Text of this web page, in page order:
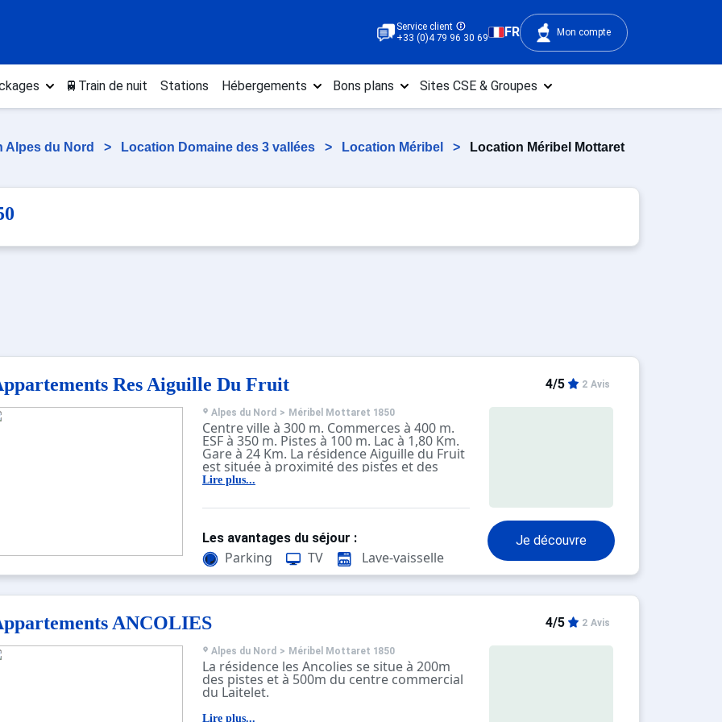
Service client
+33 (0)4 79 96 30 69
FR Mon compte
🚆Train de nuit Stations Hébergements Bons plans Sites CSE & Groupes
Alpes du Nord > Location Domaine des 3 vallées > Location Méribel > Location Méribel Mottaret
Res Aiguille Du Fruit 4/5 2 Avis
Alpes du Nord > Méribel Mottaret 1850
Centre ville à 300 m. Commerces à 400 m.
ESF à 350 m. Pistes à 100 m. Lac à 1,80 Km.
Gare à 24 Km. La résidence Aiguille du Fruit
est située à proximité des pistes et des
commerces et se trouve sur le bas du
Vous pouvez chausser vos skis en sortant
immeubles pour rejoindre la piste bleue de
la Little Himalaya qui mène au départ des
remontées mécaniques (selon les
conditions d'enneigement).
Le centre commercial de Mottaret et les
restaurants (à environ 400 m) sont
proches de la résidence.
Vous pouvez aussi utiliser le téléporté
gratuit au pied de la résidence qui vous
amènera au centre commercial du Hameau
ou à celui du centre. C'est là également que
vous trouverez l'arrêt des navettes
gratuites : arrêt " Téléporté ".
Lire plus...
Je découvre
Les avantages du séjour :
Parking TV Lave-vaisselle
ANCOLIES 4/5 2 Avis
Alpes du Nord > Méribel Mottaret 1850
La résidence les Ancolies se situe à 200m
des pistes et à 500m du centre commercial
du Laitelet.
Pour regagner les pistes, il vous suffit de
Lire plus...